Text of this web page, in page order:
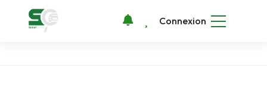
Connexion